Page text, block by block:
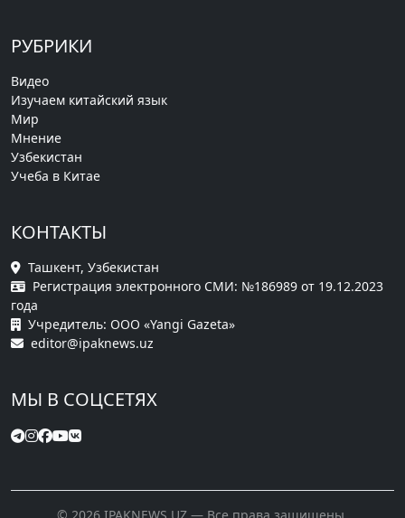
РУБРИКИ
Видео
Изучаем китайский язык
Мир
Мнение
Узбекистан
Учеба в Китае
КОНТАКТЫ
Ташкент, Узбекистан
Регистрация электронного СМИ: №186989 от 19.12.2023
года
Учредитель: ООО «Yangi Gazeta»
editor@ipaknews.uz
МЫ В СОЦСЕТЯХ